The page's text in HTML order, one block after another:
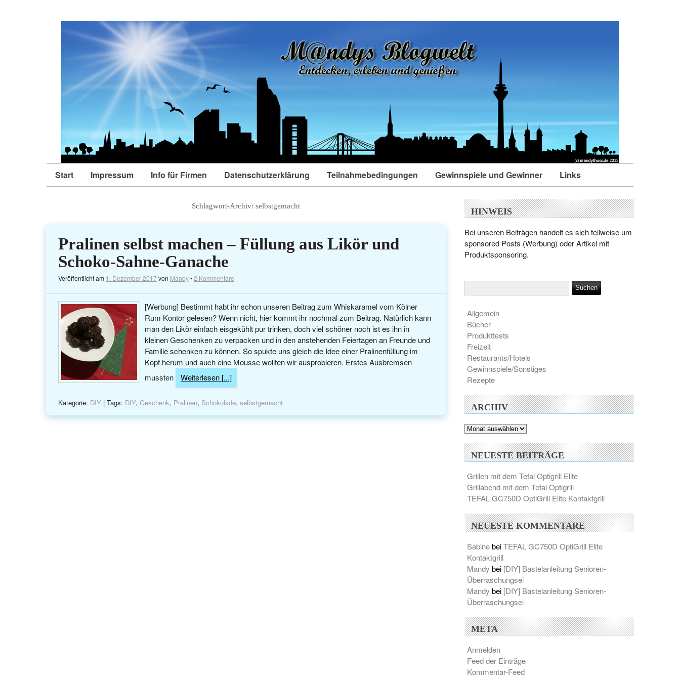
Start Impressum Info für Firmen Datenschutzerklärung Teilnahmebedingungen Gewinnspiele und Gewinner Links
Schlagwort-Archiv:selbstgemacht
Pralinen selbst machen – Füllung aus Likör und
Schoko-Sahne-Ganache
Veröffentlicht am 1. Dezember 2017von Mandy•2 Kommentare
[Werbung] Bestimmt habt ihr schon unseren Beitrag zum Whiskaramel vom Kölner
Rum Kontor gelesen? Wenn nicht, hier kommt ihr nochmal zum Beitrag. Natürlich kann
man den Likör einfach eisgekühlt pur trinken, doch viel schöner noch ist es ihn in
kleinen Geschenken zu verpacken und in den anstehenden Feiertagen an Freunde und
Familie schenken zu können. So spukte uns gleich die Idee einer Pralinenfüllung im
Kopf herum und auch eine Mousse wollten wir ausprobieren. Erstes Ausbremsen
mussten
Weiterlesen [...]
Kategorie: DIY| Tags: DIY, Geschenk, Pralinen, Schokolade, selbstgemacht
HINWEIS
Bei unseren Beiträgen handelt es sich teilweise um
sponsored Posts (Werbung) oder Artikel mit
Produktsponsoring.
Allgemein
Bücher
Produkttests
Freizeit
Restaurants/Hotels
Gewinnspiele/Sonstiges
Rezepte
ARCHIV
Archiv
NEUESTE BEITRÄGE
Grillen mit dem Tefal Optigrill Elite
Grillabend mit dem Tefal Optigrill
TEFAL GC750D OptiGrill Elite Kontaktgrill
NEUESTE KOMMENTARE
SabinebeiTEFAL GC750D OptiGrill Elite
Kontaktgrill
Mandy bei [DIY] Bastelanleitung Senioren-
Überraschungsei
Mandy bei [DIY] Bastelanleitung Senioren-
Überraschungsei
META
Anmelden
Feed der Einträge
Kommentar-Feed